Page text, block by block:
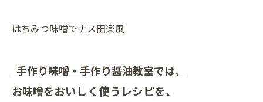
はちみつ味噌でナス田楽風
手作り味噌・手作り醤油教室では、
お味噌をおいしく使うレシピを、